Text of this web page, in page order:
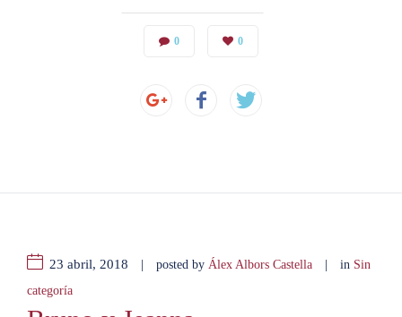
0 0
23 abril, 2018 | posted by Álex Albors Castella | in Sin
categoría